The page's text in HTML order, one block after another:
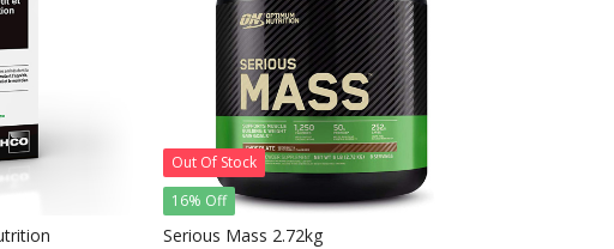
Out Of Stock
16% Off
Serious Mass 2.72kg